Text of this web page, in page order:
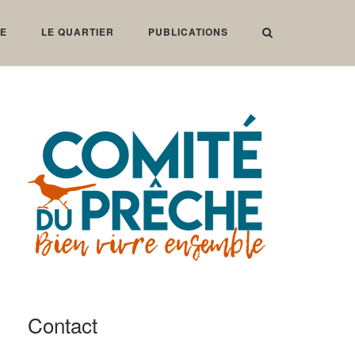
LE QUARTIER PUBLICATIONS
Contact